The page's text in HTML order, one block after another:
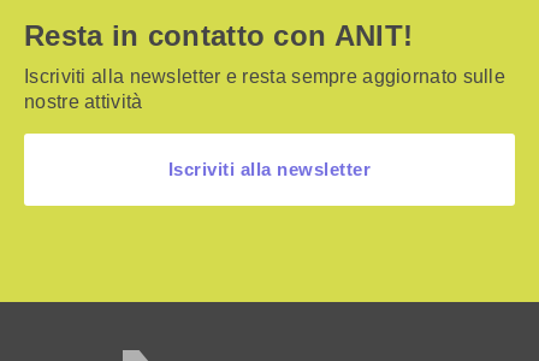
Resta in contatto con ANIT!
Iscriviti alla newsletter e resta sempre aggiornato sulle
nostre attività
Iscriviti alla newsletter